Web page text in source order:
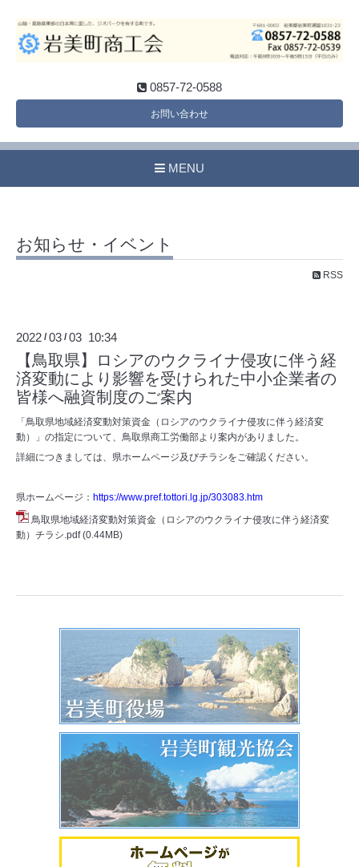
0857-72-0588
お問い合わせ
MENU
お知らせ・イベント
RSS
2022 /03 /03 10:34
【鳥取県】ロシアのウクライナ侵攻に伴う経
済変動により影響を受けられた中小企業者の
皆様へ融資制度のご案内
「鳥取県地域経済変動対策資金（ロシアのウクライナ侵攻に伴う経済変
動）」の指定について、鳥取県商工労働部より案内がありました。
詳細につきましては、県ホームページ及びチラシをご確認ください。
県ホームページ： https://www.pref.tottori.lg.jp/303083.htm
鳥取県地域経済変動対策資金（ロシアのウクライナ侵攻に伴う経済変
動）チラシ.pdf (0.44MB)